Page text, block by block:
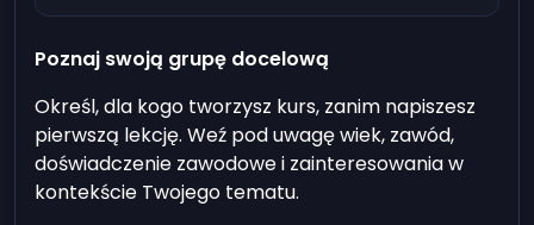
Poznaj swoją grupę docelową
Określ, dla kogo tworzysz kurs, zanim napiszesz
pierwszą lekcję. Weź pod uwagę wiek, zawód,
doświadczenie zawodowe i zainteresowania w
kontekście Twojego tematu.